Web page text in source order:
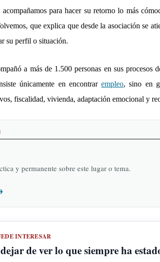
acompañamos para hacer su retorno lo más
que explica que desde la asociación se
su perfil o situación.
a más de 1.500 personas en sus procesos
únicamente en encontrarempleo, sino en
fiscalidad, vivienda, adaptación emocional y
y permanente sobre este lugar o tema.
INTERESAR
de ver lo que siempre ha